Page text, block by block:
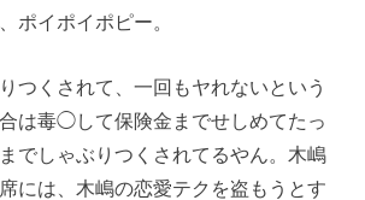
ポイポイポピー。
つくされて、一回もヤれないという
は毒◯して保険金までせしめてたっ
でしゃぶりつくされてるやん。木嶋
には、木嶋の恋愛テクを盗もうとす